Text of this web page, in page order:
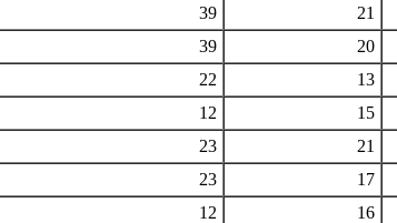
39 21
39 20
22 13
12 15
23 21
23 17
12 16